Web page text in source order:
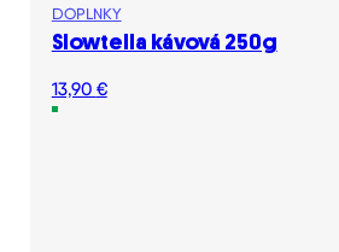
DOPLNKY
Slowtella kávová 250g
13,90 €